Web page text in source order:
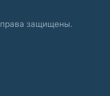
защищены.